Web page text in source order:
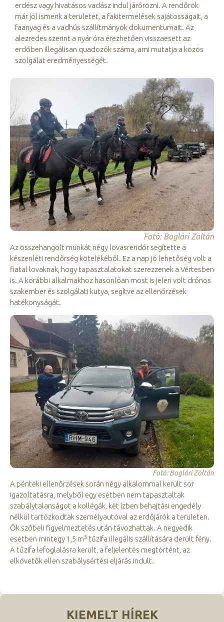
erdész vagy hivatásos vadász indul járőrözni. A rendőrök
már jól ismerik a területet, a fakitermelések sajátosságait, a
faanyag és a vadhús szállítmányok dokumentumait. Az
alezredes szerint a nyár óra érezhetően visszaesett az
erdőben illegálisan quadozók száma, ami mutatja a közös
szolgálat eredményességét.
Fotó: Boglári Zoltán
Az összehangolt munkát négy lovasrendőr segítette a
készenléti rendőrség kötelékéből. Ez a nap jó lehetőség volt a
fiatal lovaknak, hogy tapasztalatokat szerezzenek a Vértesben
is. A korábbi alkalmakhoz hasonlóan most is jelen volt drónos
szakember és szolgálati kutya, segítve az ellenőrzések
hatékonyságát.
Fotó: Boglári Zoltán
A pénteki ellenőrzések során négy alkalommal került sor
igazoltatásra, melyből egy esetben nem tapasztaltak
szabálytalanságot a kollégák, két ízben behajtási engedély
nélkül tartózkodtak személyautóval az erdőjárók a területen.
Ők szóbeli figyelmeztetés után távozhattak. A negyedik
esetben mintegy 1,5 m3 tűzifa illegális szállítására derült fény.
A tűzifa lefoglalásra került, a feljelentés megtörtént, az
elkövetők ellen szabálysértési eljárás indult.
KIEMELT HÍREK